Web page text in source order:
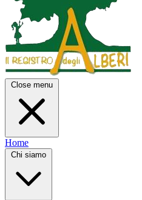
Close menu
Home
Chi siamo